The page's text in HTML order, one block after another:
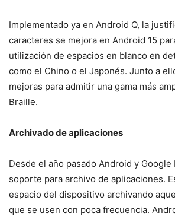
Implementado ya en Android Q, la
caracteres se mejora en Android 15
utilización de espacios en blanco en
como el Chino o el Japonés. Junto a
mejoras para admitir una gama más
Braille.
Archivado de aplicaciones
Desde el año pasado Android y Google
soporte para archivo de aplicaciones.
espacio del dispositivo archivando
que se usen con poca frecuencia.